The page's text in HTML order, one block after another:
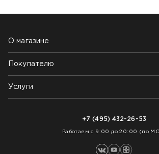
О магазине
Почему выбирают нас
Контакты
Блог
Покупателю
Возврат товара
Как заказать
Услуги
+7 (495) 432-26-53
Работаем с 9:00 до 20:00 (по